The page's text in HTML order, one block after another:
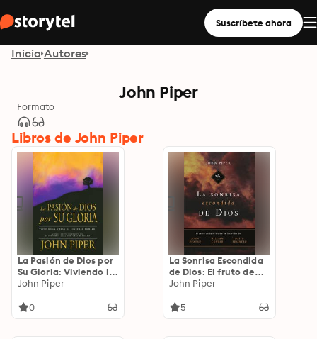
Suscríbete ahora
Inicio Autores
John Piper
Formato
Libros de John Piper
La Pasión de Dios por
Su Gloria: Viviendo la
Visión de Jonathan
John Piper
0
La Sonrisa Escondida
de Dios: El fruto de
aflicción en las vidas
Brainerd
John Piper
5